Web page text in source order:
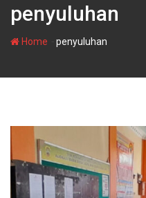
penyuluhan
Home penyuluhan